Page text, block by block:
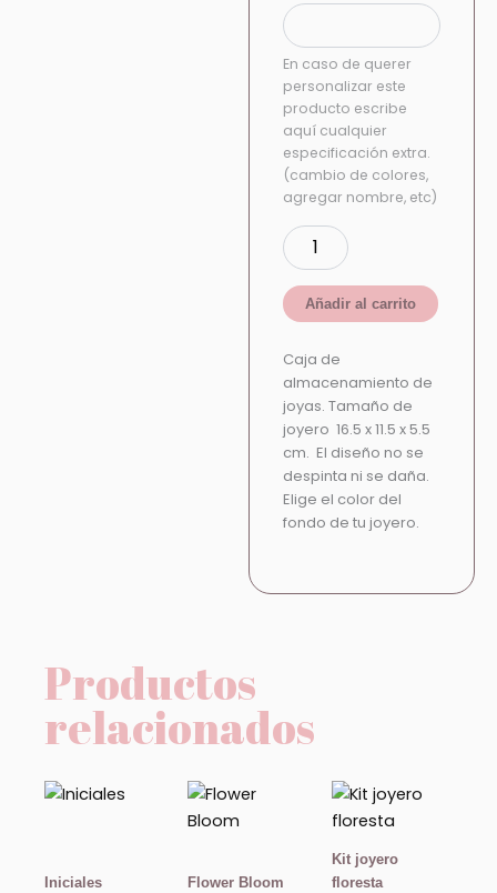
En caso de querer
personalizar este
producto escribe
aquí cualquier
especificación extra.
(cambio de colores,
agregar nombre, etc)
Añadir al carrito
Caja de
almacenamiento de
joyas. Tamaño de
joyero 16.5 x 11.5 x 5.5
cm. El diseño no se
despinta ni se daña.
Elige el color del
fondo de tu joyero.
Productos
relacionados
Iniciales Flower Bloom
Kit joyero
floresta